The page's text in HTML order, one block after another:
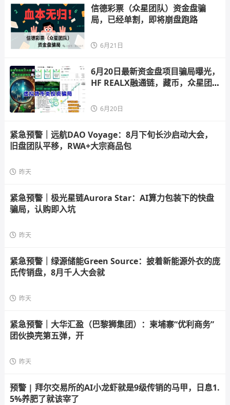
信德彩票（众星团队）资金盘骗
局，已经单割，即将崩盘跑路
6月21日
6月20日最新资金盘项目骗局曝光，
HF REALX融通链，藏币，众星团
6月20日
紧急预警｜远航DAO Voyage：8月下旬长沙启动大会，
旧盘团队平移，RWA+大宗商品包
昨天
紧急预警｜极光星链Aurora Star：AI算力包装下的快盘
骗局，认购即入坑
昨天
紧急预警｜绿源储能Green Source：披着新能源外衣的庞
氏传销盘，8月千人大会就
昨天
紧急预警｜大华汇盈（巴黎狮集团）：柬埔寨“优利商务”
团伙换壳第五弹，开
昨天
预警 | 拜尔交易所的AI小龙虾就是9级传销的马甲，日息1.
5%养肥了就该宰了